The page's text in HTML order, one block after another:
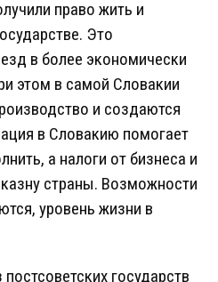
право жить и
Это
в более экономически
этом в самой Словакии
и создаются
в Словакию помогает
а налоги от бизнеса и
страны. Возможности
уровень жизни в
государств